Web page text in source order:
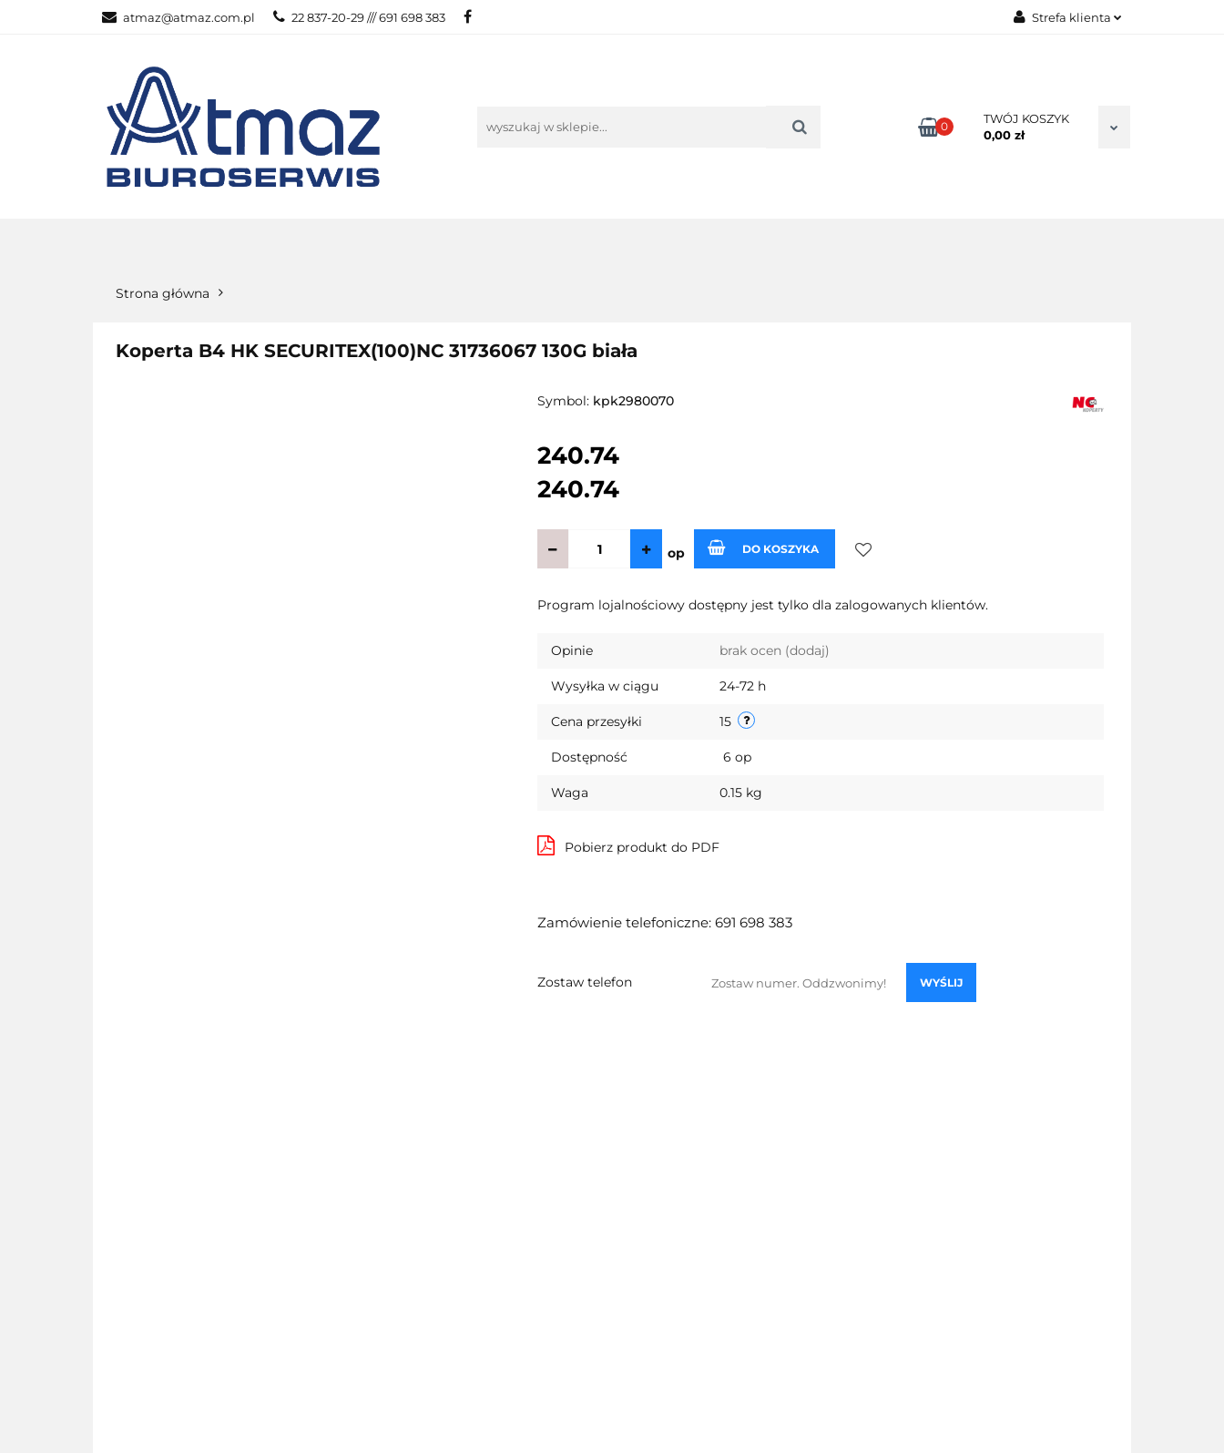
atmaz@atmaz.com.pl 22 837-20-29 /// 691 698 383 Strefa klienta
Dodaj zgłoszenie
0
TWÓJ KOSZYK
0,00 zł
Strona główna
Koperta B4 HK SECURITEX(100)NC 31736067 130G biała
Symbol: kpk2980070
240.74
240.74
op DO KOSZYKA
Program lojalnościowy dostępny jest tylko dla zalogowanych klientów.
Opinie brak ocen (dodaj)
Wysyłka w ciągu 24-72 h
Cena przesyłki 15
Dostępność 6 op
Waga 0.15 kg
Pobierz produkt do PDF
Zamówienie telefoniczne: 691 698 383
Zostaw telefon WYŚLIJ